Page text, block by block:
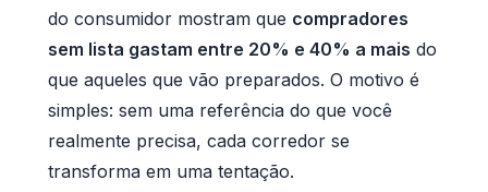
do consumidor mostram que compradores
sem lista gastam entre 20% e 40% a mais do
que aqueles que vão preparados. O motivo é
simples: sem uma referência do que você
realmente precisa, cada corredor se
transforma em uma tentação.